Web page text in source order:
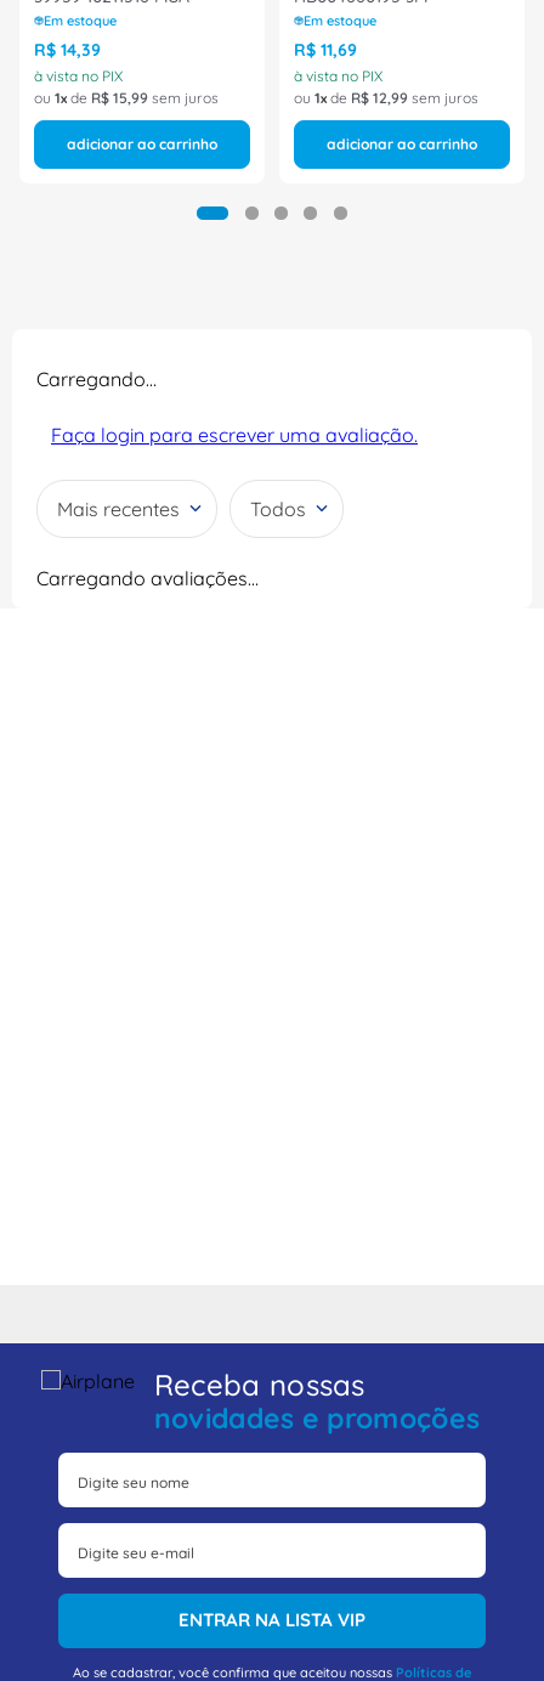
Em estoque
R$ 14,39
à vista no PIX
ou 1 de R$ 15,99 sem juros
adicionar ao carrinho
Em estoque
R$ 11,69
à vista no PIX
ou 1 de R$ 12,99 sem juros
adicionar ao carrinho
Carregando…
Faça login para escrever uma avaliação.
Mais recentes Todos
Carregando avaliações…
Receba nossas
novidades e promoções
ENTRAR NA LISTA VIP
Ao se cadastrar, você confirma que aceitou nossas Políticas de